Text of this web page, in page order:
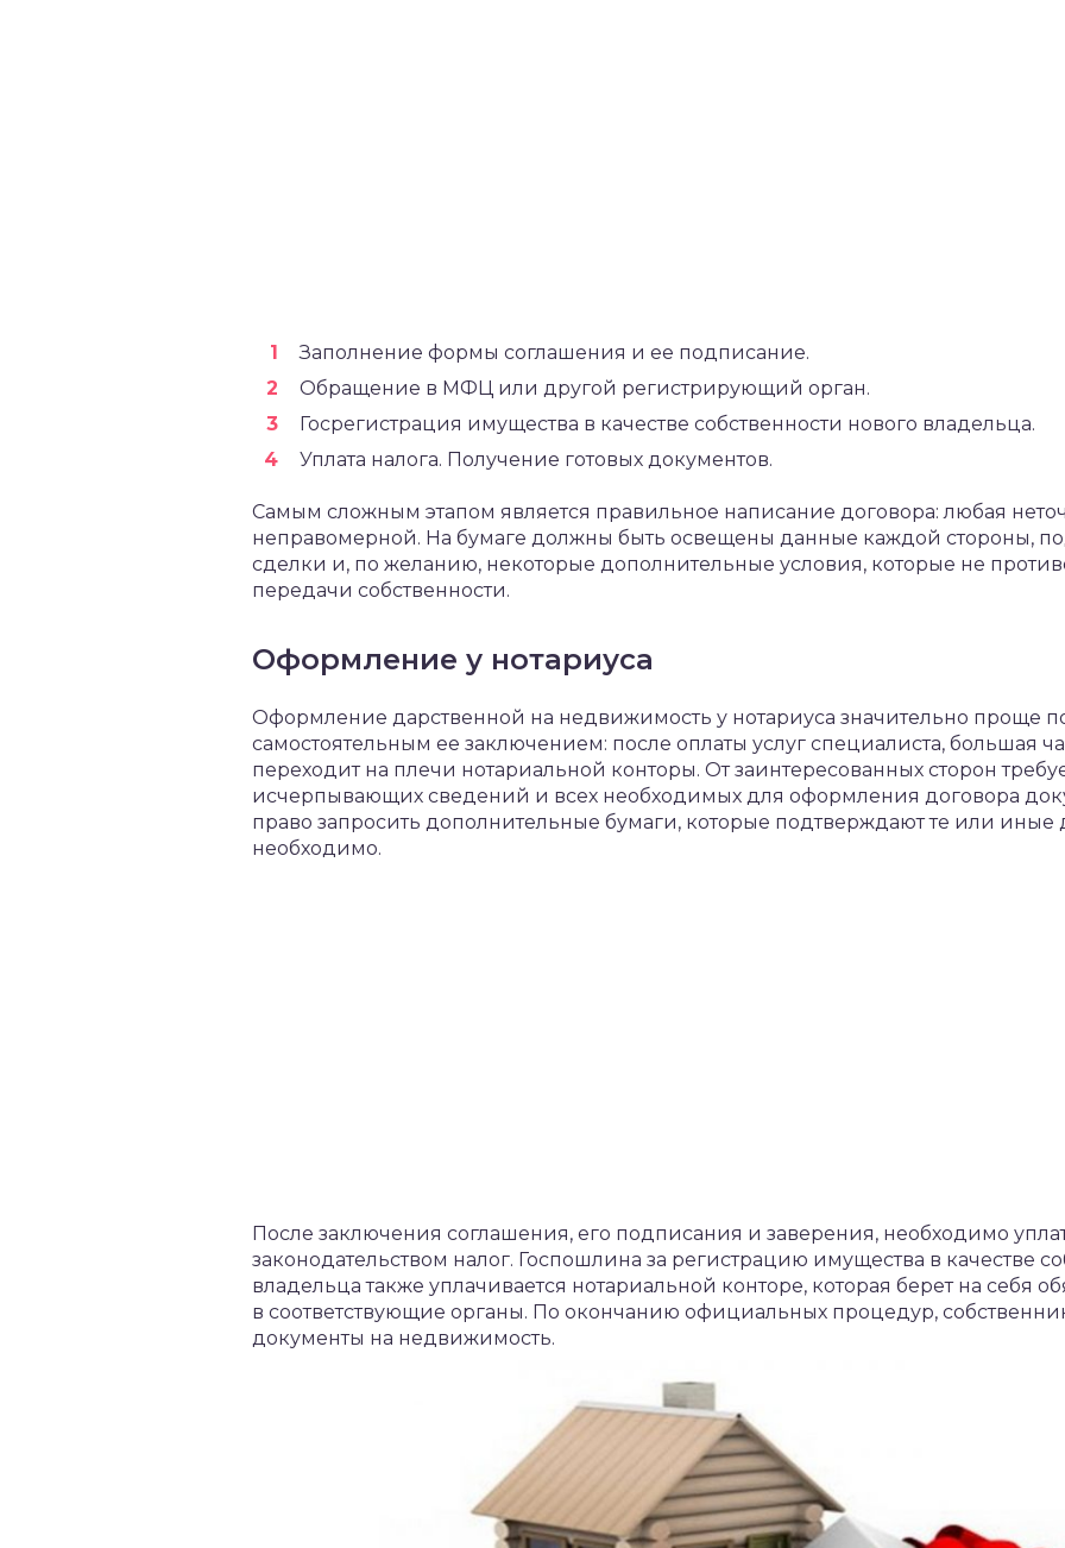
Заполнение формы соглашения и ее подписание.
Обращение в МФЦ или другой регистрирующий орган.
Госрегистрация имущества в качестве собственности нового владельца.
Уплата налога. Получение готовых документов.
Самым сложным этапом является правильное написание договора: любая
неправомерной. На бумаге должны быть освещены данные каждой стороны,
сделки и, по желанию, некоторые дополнительные условия, которые не
передачи собственности.
Оформление у нотариуса
Оформление дарственной на недвижимость у нотариуса значительно проще
самостоятельным ее заключением: после оплаты услуг специалиста, большая
переходит на плечи нотариальной конторы. От заинтересованных сторон
исчерпывающих сведений и всех необходимых для оформления договора
право запросить дополнительные бумаги, которые подтверждают те или иные
необходимо.
После заключения соглашения, его подписания и заверения, необходимо
законодательством налог. Госпошлина за регистрацию имущества в качестве
владельца также уплачивается нотариальной конторе, которая берет на себя
в соответствующие органы. По окончанию официальных процедур,
документы на недвижимость.